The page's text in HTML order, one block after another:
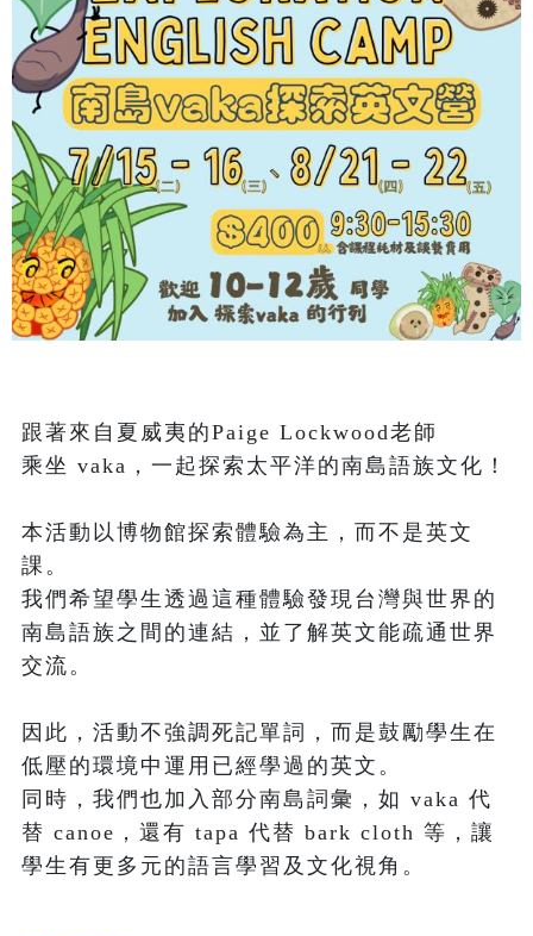
跟著來自夏威夷的Paige Lockwood老師
乘坐 vaka，一起探索太平洋的南島語族文化！
本活動以博物館探索體驗為主，而不是英文
課。
我們希望學生透過這種體驗發現台灣與世界的
南島語族之間的連結，並了解英文能疏通世界
交流。
因此，活動不強調死記單詞，而是鼓勵學生在
低壓的環境中運用已經學過的英文。
同時，我們也加入部分南島詞彙，如 vaka 代
替 canoe，還有 tapa 代替 bark cloth 等，讓
學生有更多元的語言學習及文化視角。